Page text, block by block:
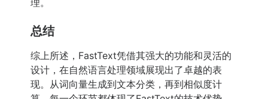
总结
综上所述，FastText凭借其强大的功能和灵活的
设计，在自然语言处理领域展现出了卓越的表
现。从词向量生成到文本分类，再到相似度计